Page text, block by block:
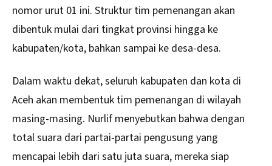
nomor urut 01 ini. Struktur tim pemenangan akan
dibentuk mulai dari tingkat provinsi hingga ke
kabupaten/kota, bahkan sampai ke desa-desa.
Dalam waktu dekat, seluruh kabupaten dan kota di
Aceh akan membentuk tim pemenangan di wilayah
masing-masing. Nurlif menyebutkan bahwa dengan
total suara dari partai-partai pengusung yang
mencapai lebih dari satu juta suara, mereka siap